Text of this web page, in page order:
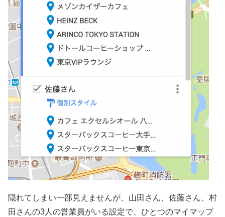
隠れてしまい一部見えませんが、山田さん、佐藤さん、村
田さんの3人の営業員がいる設定で、ひとつのマイマップ